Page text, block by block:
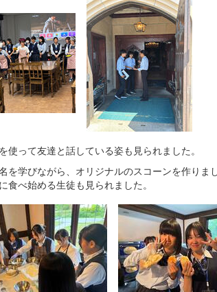
って友達と話している姿も見られました。
を学びながら、オリジナルのスコーンを作りま
食べ始める生徒も見られました。